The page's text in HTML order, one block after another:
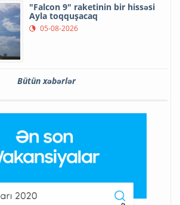
"Falcon 9" raketinin bir hissəsi
Ayla toqquşacaq
05-08-2026
Bütün xəbərlər